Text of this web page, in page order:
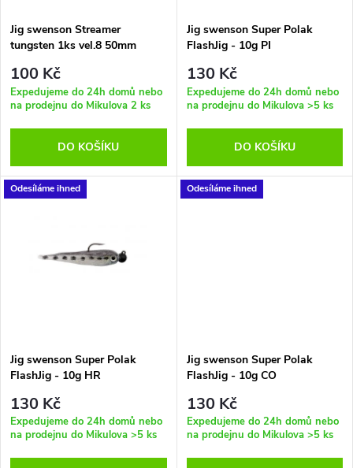
p
r
o
d
u
s
p
r
o
d
Jig swenson Streamer
tungsten 1ks vel.8 50mm
100 Kč
Expedujeme do 24h domů nebo
na prodejnu do Mikulova 2 ks
DO KOŠÍKU
Jig swenson Super Polak
FlashJig - 10g PI
130 Kč
Expedujeme do 24h domů nebo
na prodejnu do Mikulova >5 ks
DO KOŠÍKU
Odesíláme ihned
Jig swenson Super Polak
FlashJig - 10g HR
130 Kč
Expedujeme do 24h domů nebo
na prodejnu do Mikulova >5 ks
Odesíláme ihned
Jig swenson Super Polak
FlashJig - 10g CO
130 Kč
Expedujeme do 24h domů nebo
na prodejnu do Mikulova >5 ks